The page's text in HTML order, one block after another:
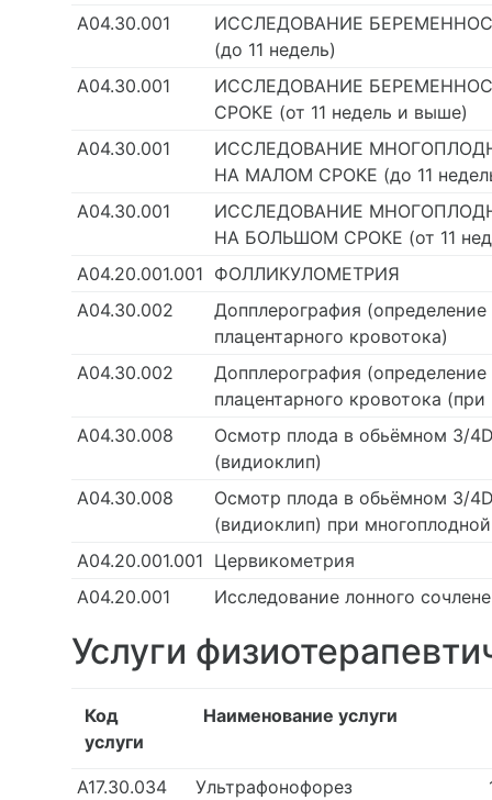
А04.30.001
ИССЛЕДОВАНИЕ
(до 11 недель)
А04.30.001
ИССЛЕДОВАНИЕ
СРОКЕ (от 11 недель и выше)
А04.30.001
ИССЛЕДОВАНИЕ
НА МАЛОМ СРОКЕ (до 11
А04.30.001
ИССЛЕДОВАНИЕ
НА БОЛЬШОМ СРОКЕ (от 11
А04.20.001.001 ФОЛЛИКУЛОМЕТРИЯ
А04.30.002
Допплерография
плацентарного кровотока)
А04.30.002
Допплерография
плацентарного кровотока
А04.30.008
Осмотр плода в обьёмном 3/
(видиоклип)
А04.30.008
Осмотр плода в обьёмном 3/
(видиоклип) при
А04.20.001.001 Цервикометрия
А04.20.001
Исследование лонного
Услуги
Код
услуги
Наименование услуги
А17.30.034
Ультрафонофорез